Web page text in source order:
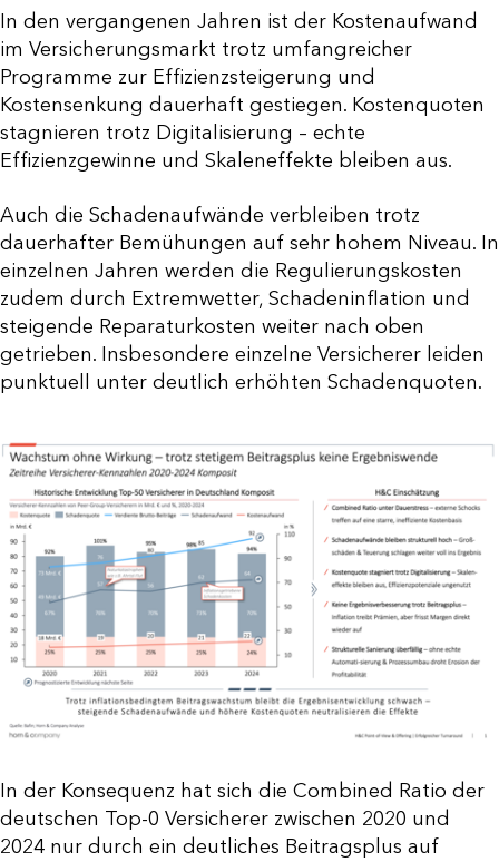
In den vergangenen Jahren ist der Kostenaufwand
im Versicherungsmarkt trotz umfangreicher
Programme zur Effizienzsteigerung und
Kostensenkung dauerhaft gestiegen. Kostenquoten
stagnieren trotz Digitalisierung – echte
Effizienzgewinne und Skaleneffekte bleiben aus.
Auch die Schadenaufwände verbleiben trotz
dauerhafter Bemühungen auf sehr hohem Niveau. In
einzelnen Jahren werden die Regulierungskosten
zudem durch Extremwetter, Schadeninflation und
steigende Reparaturkosten weiter nach oben
getrieben. Insbesondere einzelne Versicherer leiden
punktuell unter deutlich erhöhten Schadenquoten.
In der Konsequenz hat sich die Combined Ratio der
deutschen Top-0 Versicherer zwischen 2020 und
2024 nur durch ein deutliches Beitragsplus auf